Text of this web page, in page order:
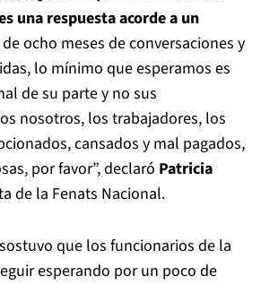
una respuesta acorde a un
ocho meses de conversaciones y
lo mínimo que esperamos es
de su parte y no sus
nosotros, los trabajadores, los
cansados y mal pagados,
por favor”, declaró Patricia
de la Fenats Nacional.
que los funcionarios de la
esperando por un poco de